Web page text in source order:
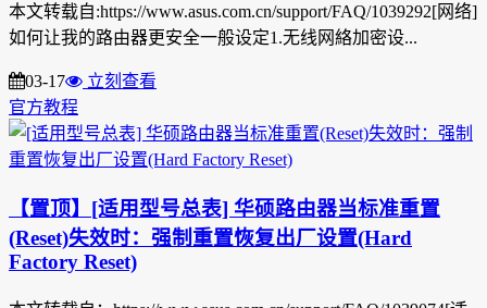
本文转载自:https://www.asus.com.cn/support/FAQ/1039292[网络]
如何让我的路由器更安全一般设定1.无线网絡加密设...
03-17
立刻查看
官方教程
【置顶】[适用型号总表] 华硕路由器当标准重置
(Reset)失效时：强制重置恢复出厂设置(Hard
Factory Reset)